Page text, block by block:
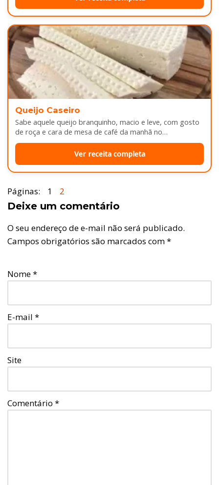
Queijo Caseiro
Sabe aquele queijo branquinho, macio e leve, com gosto
de roça e cara de mesa de café da manhã no…
Ver receita completa
Páginas: 1 2
Deixe um comentário
O seu endereço de e-mail não será publicado.
Campos obrigatórios são marcados com*
Nome*
E-mail *
Site
Comentário *